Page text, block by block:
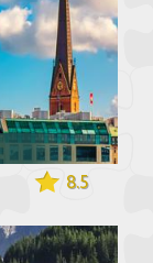
8.5